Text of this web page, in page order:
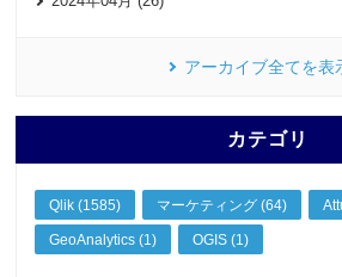
アーカイブ全てを表
カテゴリ
Qlik (1585) マーケティング (64)
GeoAnalytics (1) OGIS (1)